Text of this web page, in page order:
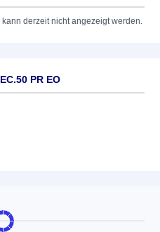
derzeit nicht angezeigt werden.
PR EO